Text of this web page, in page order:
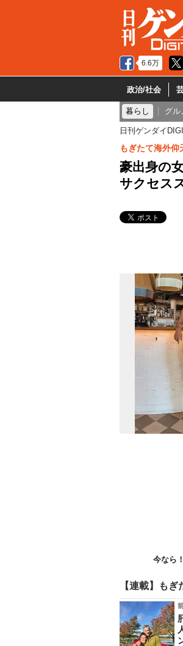
6.6万
政治/社会
暮らし グル
日刊ゲンダイ
もぎたて海外仰
豪出身の
サクセス
今なら！
【連載】も